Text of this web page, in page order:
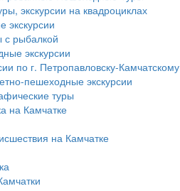
экскурсии на квадроциклах
экскурсии
с рыбалкой
экскурсии
по г. Петропавловску-Камчатскому
пешеходные экскурсии
туры
на Камчатке
на Камчатке